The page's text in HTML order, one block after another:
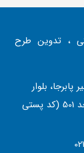
، تدوین طرح
بلوار
آینه، گل یخ غربی پلاک 1، طبقه 1 واحد 104 و واحد 501 (کد پستی